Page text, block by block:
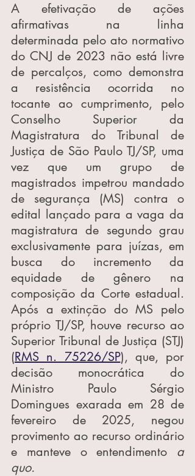
A efetivação de ações
afirmativas na linha
determinada pelo ato normativo
do CNJ de 2023 não está livre
de percalços, como demonstra
a resistência ocorrida no
tocante ao cumprimento, pelo
Conselho Superior da
Magistratura do Tribunal de
Justiça de São Paulo TJ/SP, uma
vez que um grupo de
magistrados impetrou mandado
de segurança (MS) contra o
edital lançado para a vaga da
magistratura de segundo grau
exclusivamente para juízas, em
busca do incremento da
equidade de gênero na
composição da Corte estadual.
Após a extinção do MS pelo
próprio TJ/SP, houve recurso ao
Superior Tribunal de Justiça (STJ)
(RMS n. 75226/SP), que, por
decisão monocrática do
Ministro Paulo Sérgio
Domingues exarada em 28 de
fevereiro de 2025, negou
provimento ao recurso ordinário
e manteve o entendimento a
quo.